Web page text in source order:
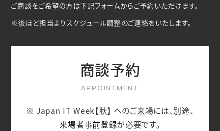
ご商談をご希望の方は下記フォームからご予約いただけます。
※後ほど担当よりスケジュール調整のご連絡をいたします。
商談予約
※ Japan IT Week【秋】 へのご来場には、別途、
来場者事前登録が必要です。